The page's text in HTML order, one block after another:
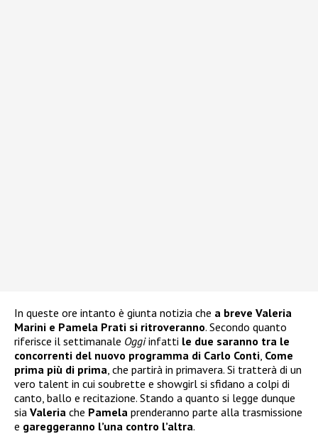
In queste ore intanto è giunta notizia che a breve Valeria
Marini e Pamela Prati si ritroveranno. Secondo quanto
riferisce il settimanale Oggiinfatti le due saranno tra le
concorrenti del nuovo programma di Carlo Conti Come
prima più di prima , che partirà in primavera. Si tratterà di un
vero talent in cui soubrette e showgirl si sfidano a colpi di
canto, ballo e recitazione. Stando a quanto si legge dunque
sia Valeria che Pamela prenderanno parte alla trasmissione
e gareggeranno l’una contro l’altra.